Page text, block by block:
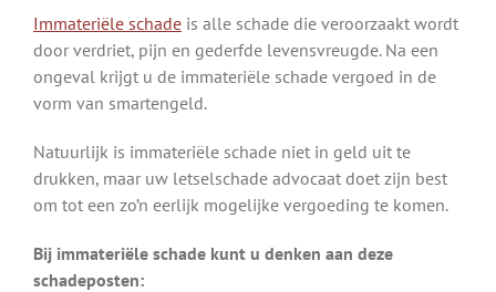
Immateriële schade is alle schade die veroorzaakt wordt
door verdriet, pijn en gederfde levensvreugde. Na een
ongeval krijgt u de immateriële schade vergoed in de
vorm van smartengeld.
Natuurlijk is immateriële schade niet in geld uit te
drukken, maar uw letselschade advocaat doet zijn best
om tot een zo’n eerlijk mogelijke vergoeding te komen.
Bij immateriële schade kunt u denken aan deze
schadeposten: